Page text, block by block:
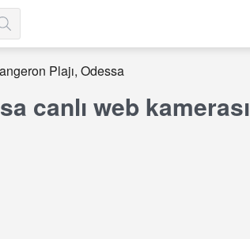
Plajı, Odessa
canlı web kamerası